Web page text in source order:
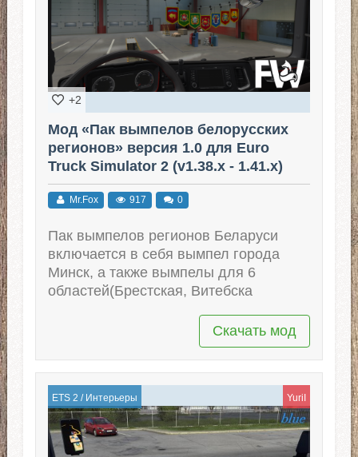
+2
Мод «Пак вымпелов белорусских
регионов» версия 1.0 для Euro
Truck Simulator 2 (v1.38.x - 1.41.x)
Mr.Fox 917 0
Пак вымпелов регионов Беларуси
включается в себя вымпел города
Минск, а также вымпелы для 6
областей(Брестская, Витебска
Скачать мод
ETS 2 / Интерьеры YuriI